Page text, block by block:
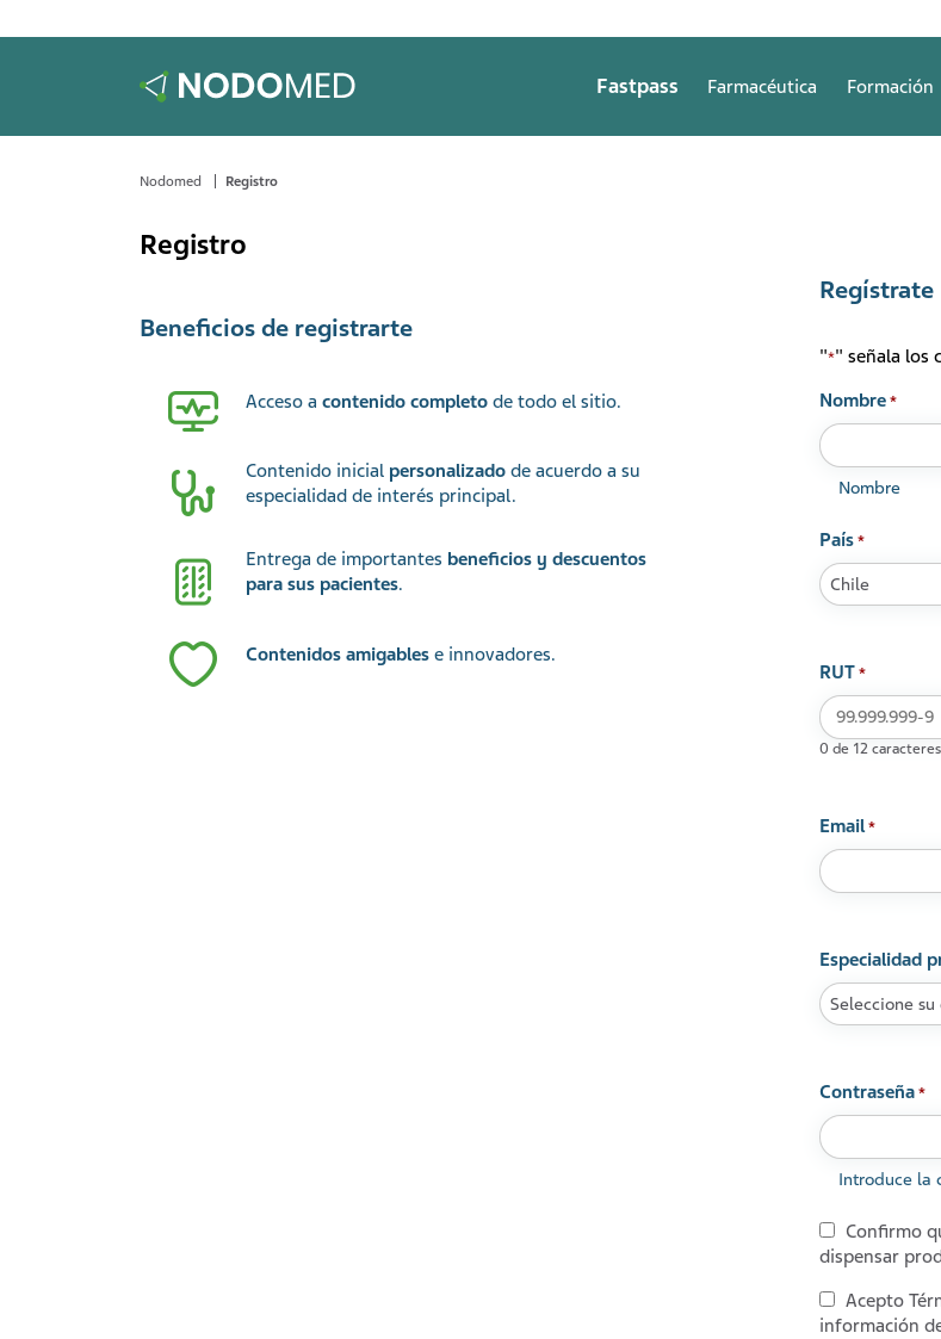
Fastpass Farmacéutica Formación
Nodomed Registro
Registro
Beneficios de registrarte
Acceso a contenido completo de todo el sitio.
Contenido inicial personalizado de acuerdo a su
especialidad de interés principal.
Entrega de importantes beneficios y descuentos
para sus pacientes.
Contenidos amigables e innovadores.
Regístrate
"*" señala los
Nombre *
Nombre
País *
RUT *
0 de 12
Email *
Especialidad
Contraseña *
Introduce la
*
Confirmo
dispensar
*
Acepto
información